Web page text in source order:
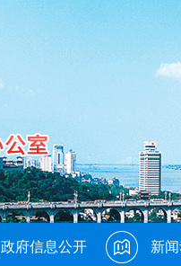
政府信息公开 新